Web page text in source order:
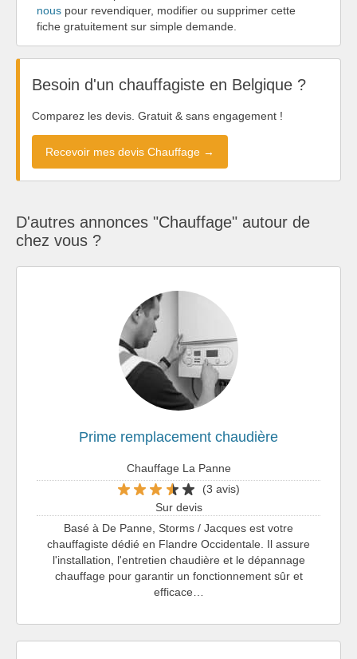
nous pour revendiquer, modifier ou supprimer cette
fiche gratuitement sur simple demande.
Besoin d'un chauffagiste en Belgique ?
Comparez les devis. Gratuit & sans engagement !
Recevoir mes devis Chauffage →
D'autres annonces "Chauffage" autour de
chez vous ?
Prime remplacement chaudière
Chauffage La Panne
(3 avis)
Sur devis
Basé à De Panne, Storms / Jacques est votre
chauffagiste dédié en Flandre Occidentale. Il assure
l'installation, l'entretien chaudière et le dépannage
chauffage pour garantir un fonctionnement sûr et
efficace…